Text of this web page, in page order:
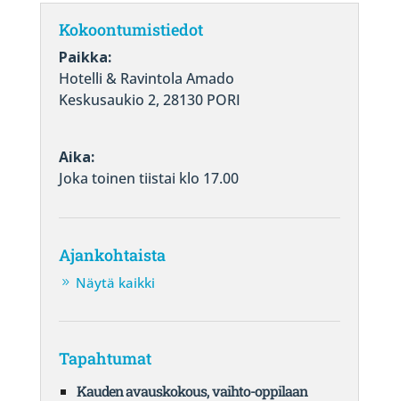
Kokoontumistiedot
Paikka:
Hotelli & Ravintola Amado
Keskusaukio 2, 28130 PORI
Aika:
Joka toinen tiistai klo 17.00
Ajankohtaista
Näytä kaikki
Tapahtumat
Kauden avauskokous, vaihto-oppilaan